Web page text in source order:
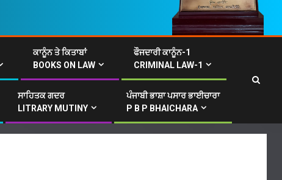
ਕਾਨੂੰਨ ਤੇ ਕਿਤਾਬਾਂ
BOOKS ON LAW
ਫੌਜਦਾਰੀ ਕਾਨੂੰਨ-1
CRIMINAL LAW-1
ਸਾਹਿਤਕ ਗਦਰ
LITRARY MUTINY
ਪੰਜਾਬੀ ਭਾਸ਼ਾ ਪਸਾਰ ਭਾਈਚਾਰਾ
P B P BHAICHARA